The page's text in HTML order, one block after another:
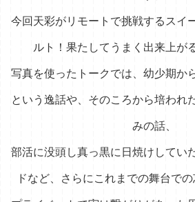
今回天彩がリモートで挑戦するスイ
ルト！ 果たしてうまく出来上が
写真を使ったトークでは、幼少期か
という逸話や、そのころから培われ
みの話、
部活に没頭し真っ黒に日焼けしてい
ドなど、さらにこれまでの舞台での